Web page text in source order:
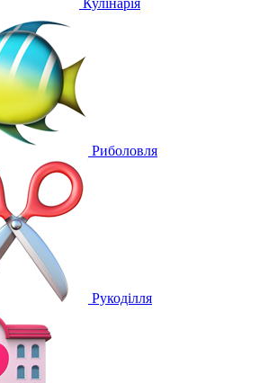
Кулінарія
Риболовля
Рукоділля